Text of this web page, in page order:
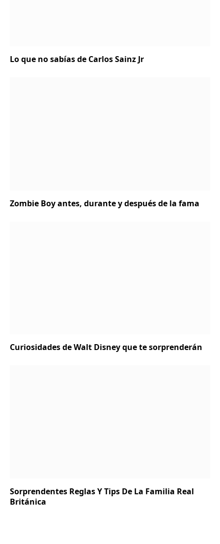
Lo que no sabías de Carlos Sainz Jr
Zombie Boy antes, durante y después de la fama
Curiosidades de Walt Disney que te sorprenderán
Sorprendentes Reglas Y Tips De La Familia Real
Británica